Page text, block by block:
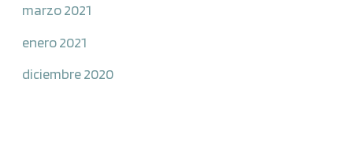
marzo 2021
enero 2021
diciembre 2020